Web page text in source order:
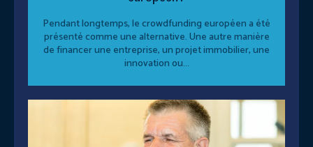
Pendant longtemps, le crowdfunding européen a été
présenté comme une alternative. Une autre manière
de financer une entreprise, un projet immobilier, une
innovation ou...